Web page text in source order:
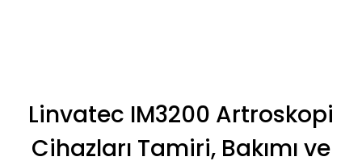
Linvatec IM3200 Artroskopi
Cihazları Tamiri, Bakımı ve